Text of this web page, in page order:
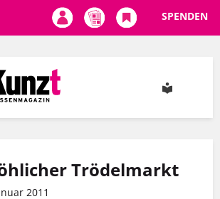
SPENDEN
Trödelmarkt
2011